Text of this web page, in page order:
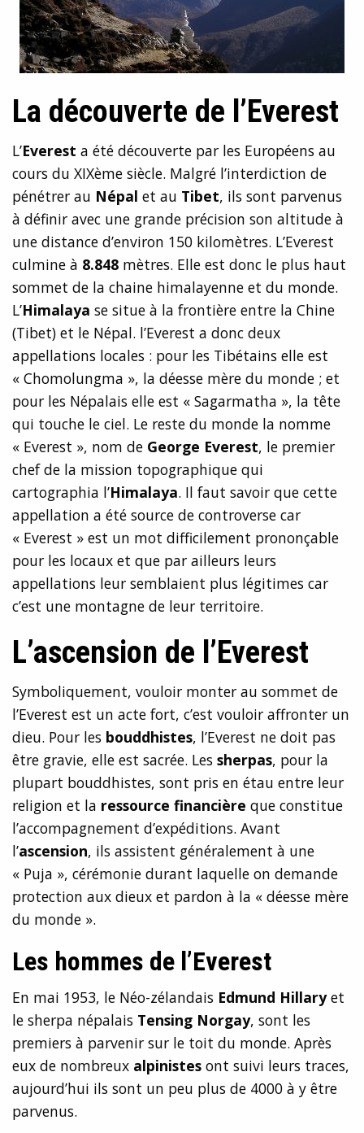
La découverte de l’Everest
L’Everest a été découverte par les Européens au
cours du XIXème siècle. Malgré l’interdiction de
pénétrer au Népal et au Tibet, ils sont parvenus
à définir avec une grande précision son altitude à
une distance d’environ 150 kilomètres. L’Everest
culmine à 8.848 mètres. Elle est donc le plus haut
sommet de la chaine himalayenne et du monde.
L’Himalaya se situe à la frontière entre la Chine
(Tibet) et le Népal. l’Everest a donc deux
appellations locales : pour les Tibétains elle est
« Chomolungma », la déesse mère du monde ; et
pour les Népalais elle est « Sagarmatha », la tête
qui touche le ciel. Le reste du monde la nomme
« Everest », nom de George Everest, le premier
chef de la mission topographique qui
cartographia l’Himalaya. Il faut savoir que cette
appellation a été source de controverse car
« Everest » est un mot difficilement prononçable
pour les locaux et que par ailleurs leurs
appellations leur semblaient plus légitimes car
c’est une montagne de leur territoire.
L’ascension de l’Everest
Symboliquement, vouloir monter au sommet de
l’Everest est un acte fort, c’est vouloir affronter un
dieu. Pour les bouddhistes, l’Everest ne doit pas
être gravie, elle est sacrée. Les sherpas, pour la
plupart bouddhistes, sont pris en étau entre leur
religion et la ressource financière que constitue
l’accompagnement d’expéditions. Avant
l’ascension, ils assistent généralement à une
« Puja », cérémonie durant laquelle on demande
protection aux dieux et pardon à la « déesse mère
du monde ».
Les hommes de l’Everest
En mai 1953, le Néo-zélandais Edmund Hillaryet
le sherpa népalais Tensing Norgay, sont les
premiers à parvenir sur le toit du monde. Après
eux de nombreux alpinistes ont suivi leurs traces,
aujourd’hui ils sont un peu plus de 4000 à y être
parvenus.